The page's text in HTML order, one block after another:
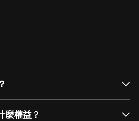
麼權益？